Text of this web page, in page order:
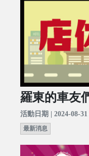
羅東的車友
活動日期 | 2024-08-31
最新消息